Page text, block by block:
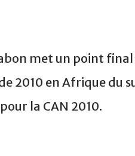
met un point final
2010 en Afrique du
la CAN 2010.